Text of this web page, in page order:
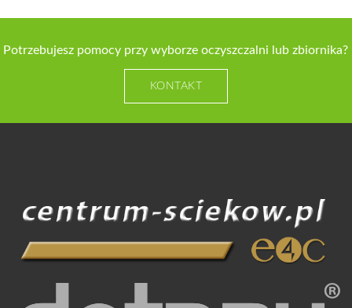
Potrzebujesz pomocy przy wyborze oczyszczalni lub zbiornika?
KONTAKT